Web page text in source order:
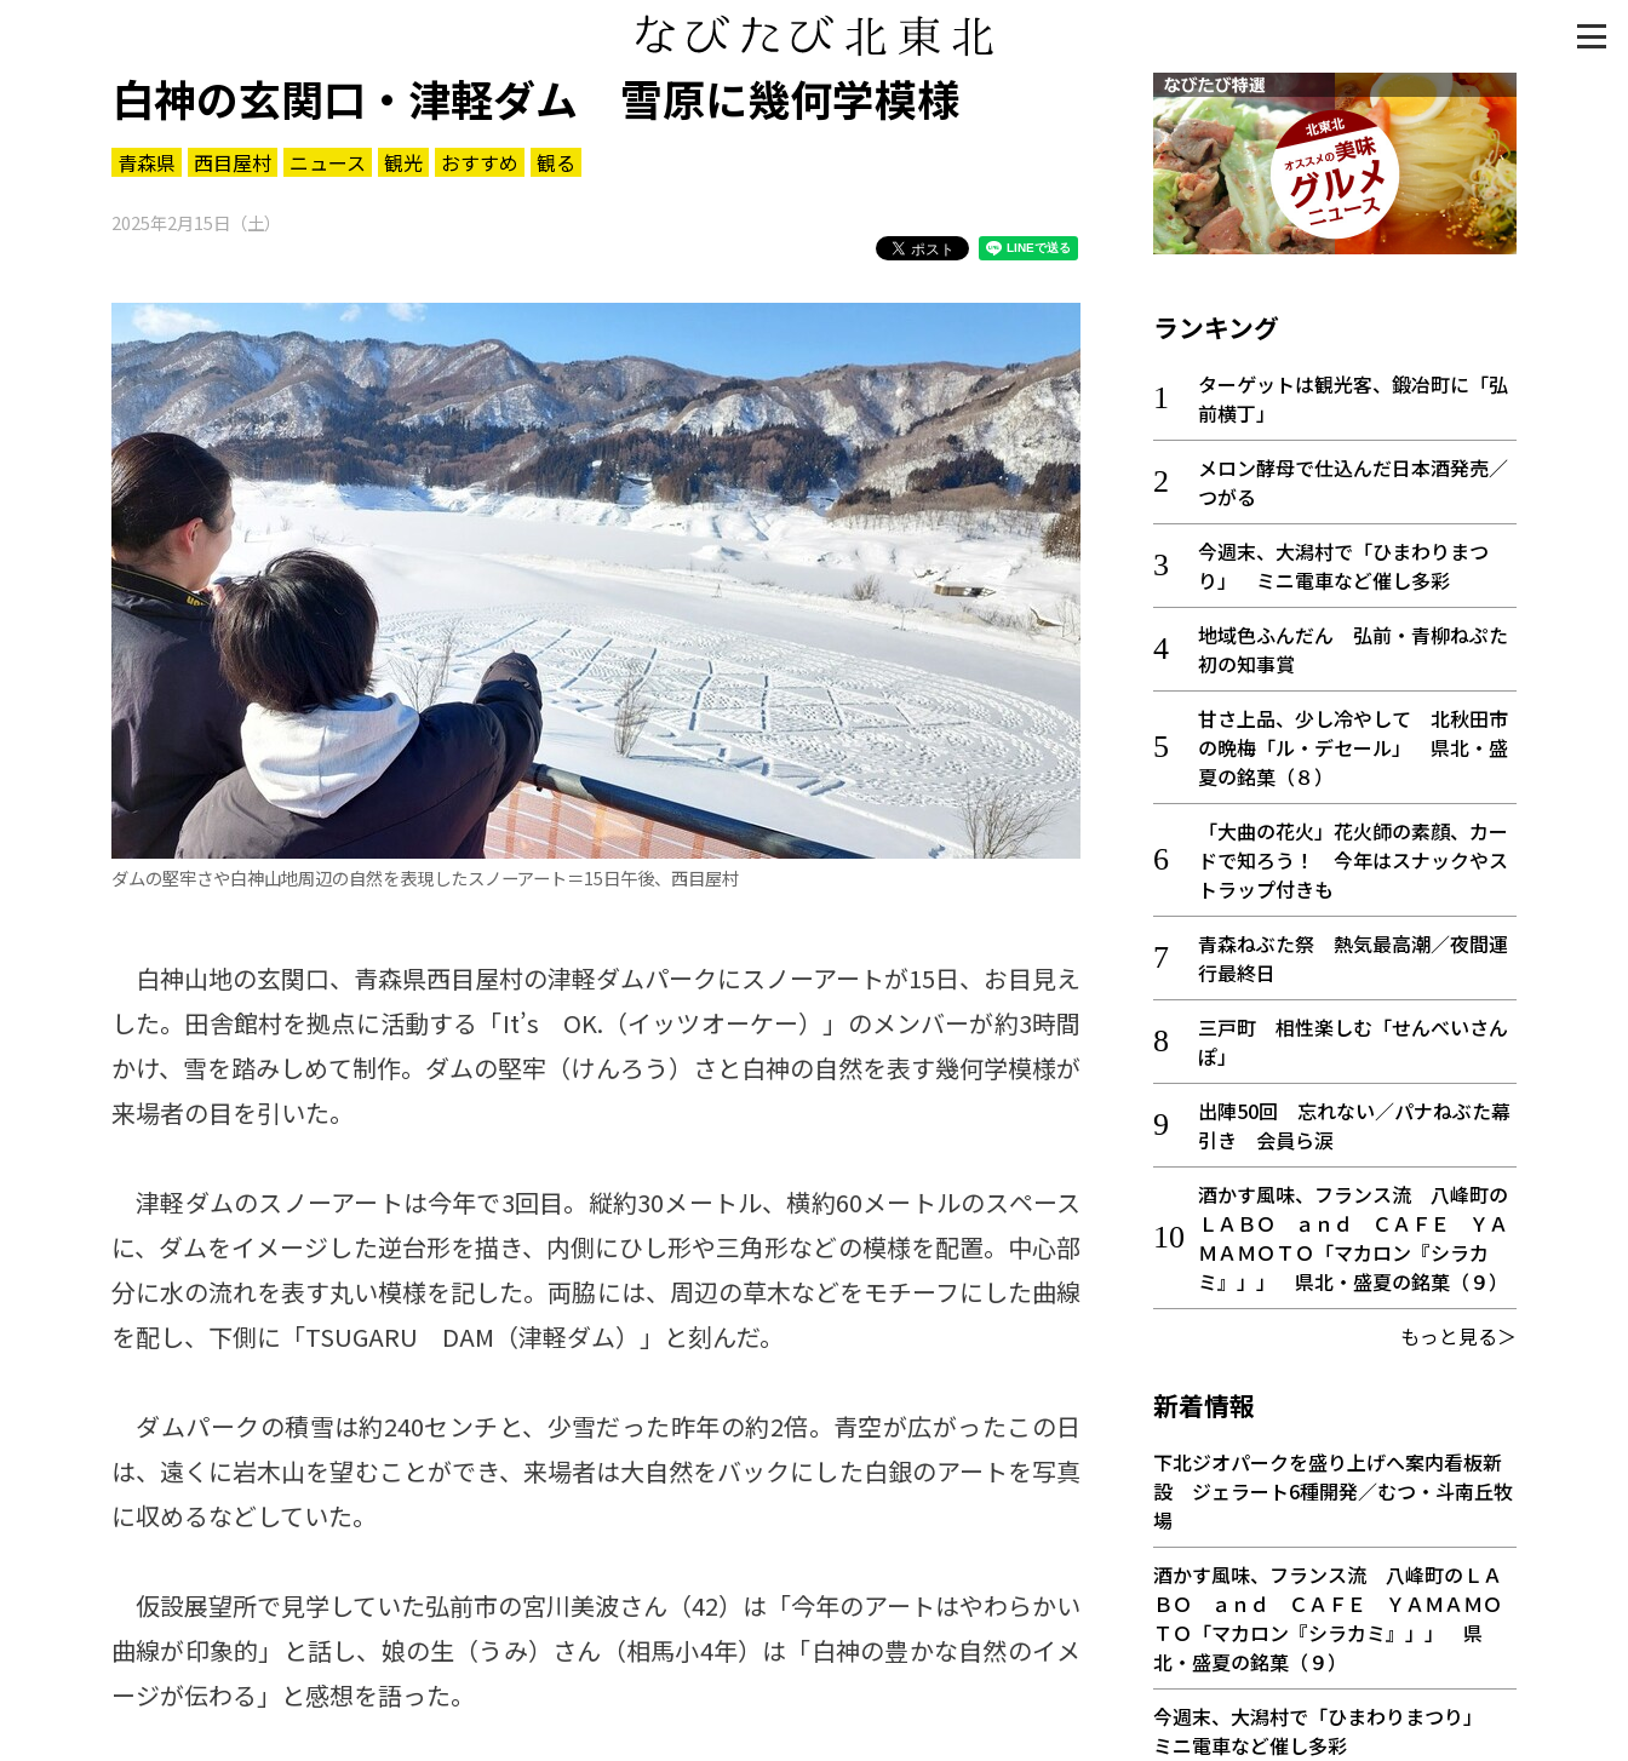
白神の玄関口・津軽ダム 雪原に幾何学模様
青森県 西目屋村 ニュース 観光 おすすめ 観る
2025年2月15日（土）
ダムの堅牢さや白神山地周辺の自然を表現したスノーアート＝15日午後、西目屋村
白神山地の玄関口、青森県西目屋村の津軽ダムパークにスノーアートが15日、お目見え
した。田舎館村を拠点に活動する「It’s OK.（イッツオーケー）」のメンバーが約3時間
かけ、雪を踏みしめて制作。ダムの堅牢（けんろう）さと白神の自然を表す幾何学模様が
来場者の目を引いた。
津軽ダムのスノーアートは今年で3回目。縦約30メートル、横約60メートルのスペース
に、ダムをイメージした逆台形を描き、内側にひし形や三角形などの模様を配置。中心部
分に水の流れを表す丸い模様を記した。両脇には、周辺の草木などをモチーフにした曲線
を配し、下側に「TSUGARU DAM（津軽ダム）」と刻んだ。
ダムパークの積雪は約240センチと、少雪だった昨年の約2倍。青空が広がったこの日
は、遠くに岩木山を望むことができ、来場者は大自然をバックにした白銀のアートを写真
に収めるなどしていた。
仮設展望所で見学していた弘前市の宮川美波さん（42）は「今年のアートはやわらかい
曲線が印象的」と話し、娘の生（うみ）さん（相馬小4年）は「白神の豊かな自然のイメ
ージが伝わる」と感想を語った。
ランキング
ターゲットは観光客、鍛冶町に「弘
前横丁」
メロン酵母で仕込んだ日本酒発売／
つがる
今週末、大潟村で「ひまわりまつ
り」 ミニ電車など催し多彩
地域色ふんだん 弘前・青柳ねぷた
初の知事賞
甘さ上品、少し冷やして 北秋田市
の晩梅「ル・デセール」 県北・盛
夏の銘菓（８）
「大曲の花火」花火師の素顔、カー
ドで知ろう！ 今年はスナックやス
トラップ付きも
青森ねぶた祭 熱気最高潮／夜間運
行最終日
三戸町 相性楽しむ「せんべいさん
ぽ」
出陣50回 忘れない／パナねぶた幕
引き 会員ら涙
酒かす風味、フランス流 八峰町の
ＬＡＢＯ ａｎｄ ＣＡＦＥ ＹＡ
ＭＡＭＯＴＯ「マカロン『シラカ
ミ』」」 県北・盛夏の銘菓（９）
もっと見る＞
新着情報
下北ジオパークを盛り上げへ案内看板新
設 ジェラート6種開発／むつ・斗南丘牧
場
酒かす風味、フランス流 八峰町のＬＡ
ＢＯ ａｎｄ ＣＡＦＥ ＹＡＭＡＭＯ
ＴＯ「マカロン『シラカミ』」」 県
北・盛夏の銘菓（９）
今週末、大潟村で「ひまわりまつり」
ミニ電車など催し多彩
パワースポット
まつり・イベント
おみやげ・特産
道の駅・産直
アウトドア・レジャー